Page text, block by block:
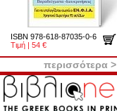
ISBN 978-618-87035-0-6
Τιμή | 54 €
περισσότερα >